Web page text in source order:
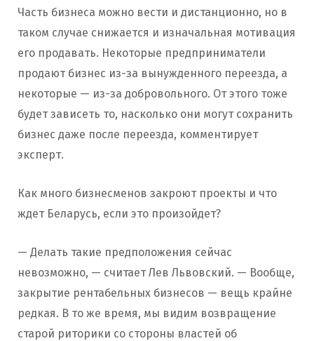
Часть бизнеса можно вести и дистанционно, но в
таком случае снижается и изначальная мотивация
его продавать. Некоторые предприниматели
продают бизнес из-за вынужденного переезда, а
некоторые — из-за добровольного. От этого тоже
будет зависеть то, насколько они могут сохранить
бизнес даже после переезда, комментирует
эксперт.
Как много бизнесменов закроют проекты и что
ждет Беларусь, если это произойдет?
— Делать такие предположения сейчас
невозможно, — считает Лев Львовский. — Вообще,
закрытие рентабельных бизнесов — вещь крайне
редкая. В то же время, мы видим возвращение
старой риторики со стороны властей об